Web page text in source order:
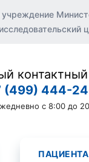
(499) 444-
с 8:00 до